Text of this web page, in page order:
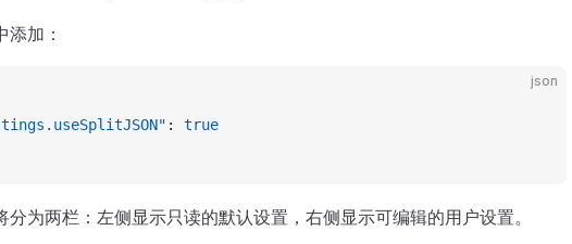
加：
json
: true
分为两栏：左侧显示只读的默认设置，右侧显示可编辑的用户设置。